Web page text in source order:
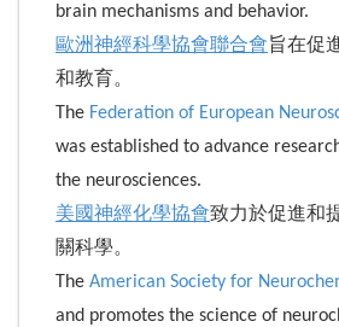
brain mechanisms and behavior.
歐洲神經科學協會聯合會旨在促
和教育。
The Federation of European
was established to advance
the neurosciences.
美國神經化學協會致力於促進和
關科學。
The American Society for
and promotes the science of